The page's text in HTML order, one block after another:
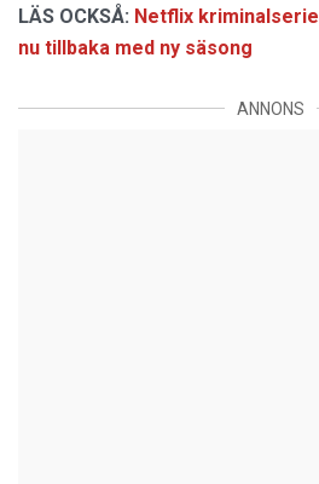
LÄS OCKSÅ: Netflix
nu tillbaka med ny säsong
ANNONS